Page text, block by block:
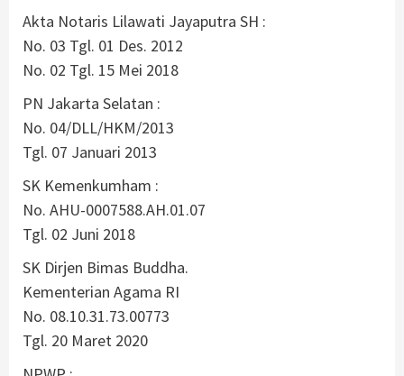
Akta Notaris Lilawati Jayaputra SH :
No. 03 Tgl. 01 Des. 2012
No. 02 Tgl. 15 Mei 2018
PN Jakarta Selatan :
No. 04/DLL/HKM/2013
Tgl. 07 Januari 2013
SK Kemenkumham :
No. AHU-0007588.AH.01.07
Tgl. 02 Juni 2018
SK Dirjen Bimas Buddha.
Kementerian Agama RI
No. 08.10.31.73.00773
Tgl. 20 Maret 2020